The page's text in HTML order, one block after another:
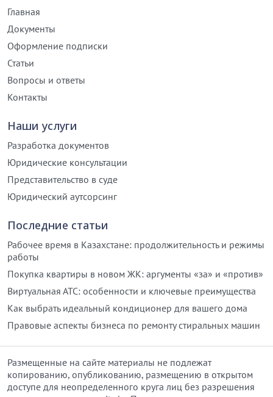
Главная
Документы
Оформление подписки
Статьи
Вопросы и ответы
Контакты
Наши услуги
Разработка документов
Юридические консультации
Представительство в суде
Юридический аутсорсинг
Последние статьи
Рабочее время в Казахстане: продолжительность и режимы
работы
Покупка квартиры в новом ЖК: аргументы «за» и «против»
Виртуальная АТС: особенности и ключевые преимущества
Как выбрать идеальный кондиционер для вашего дома
Правовые аспекты бизнеса по ремонту стиральных машин
Размещенные на сайте материалы не подлежат
копированию, опубликованию, размещению в открытом
доступе для неопределенного круга лиц без разрешения